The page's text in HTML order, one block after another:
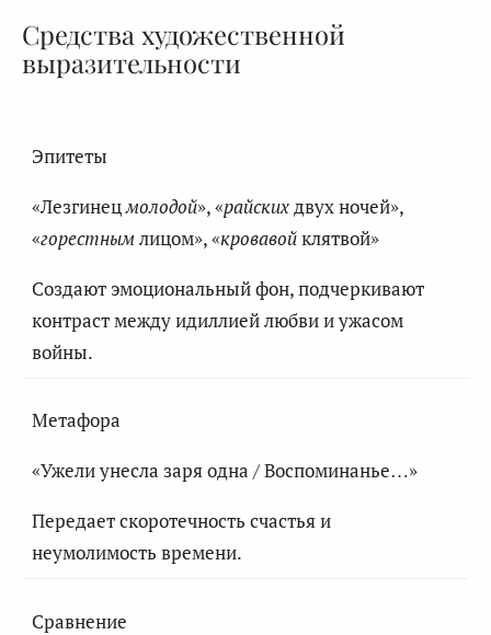
Средства художественной
выразительности
Эпитеты
«Лезгинецмолодой», «райскихдвух ночей»,
«горестнымлицом», «кровавойклятвой»
Создают эмоциональный фон, подчеркивают
контраст между идиллией любви и ужасом
войны.
Метафора
«Ужели унесла заря одна / Воспоминанье…»
Передает скоротечность счастья и
неумолимость времени.
Сравнение